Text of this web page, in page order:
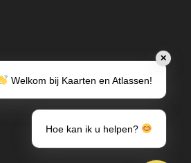
✕
Welkom bij Kaarten en Atlassen!
Hoe kan ik u helpen?